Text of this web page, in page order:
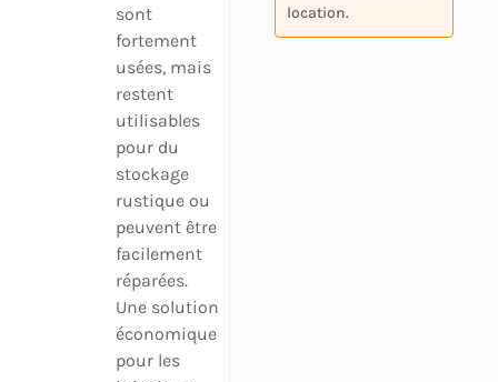
sont
fortement
usées, mais
restent
utilisables
pour du
stockage
rustique ou
peuvent être
facilement
réparées.
Une solution
économique
pour les
location.